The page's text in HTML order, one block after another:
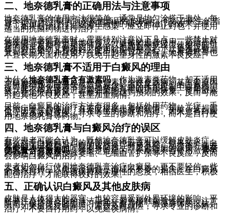
二、地奈德乳膏的正确用法与注意事项
地奈德乳膏的使用方法很简单，通常是均匀涂搽于患处，每
日2-4次。对于银屑病及其他顽固性皮肤病，可以在医生的指
导下采用封治疗疗，以增强药物的吸收和治疗的效果。但
是，如果封治疗疗期间发生感染，应立即停止封包，并使用
适当的抗菌药物进行治疗。
在使用地奈德乳膏时，需要特别注意以下几点：一些禁止对
地奈德或者乳膏中其他任何成分过敏的患者使用。必须严格
遵医嘱，定期检查用药情况，以避免长期或过度使用可能引
起的不良反应，例如皮肤萎缩、毛细血管扩张、色素沉着
等。对于婴幼儿和孕妇，使用时应特别小心，尽量选择短期
且局部应用，并且较好在医生的指导下进行。地奈德乳膏也
不宜长期大面积使用，以免引起全身性的激素不良反应。
三、地奈德乳膏不适用于白癜风的理由
为什么地奈德乳膏含有激素吗，作为激素类药物，却不适用
于白癜风呢？白癜风是一种色素脱失性皮肤病，其主要原因
是黑素细胞功能丧失或数量减少。虽然某些类型的白癜风治
疗可能涉及免疫调节，但地奈德乳膏的作用机制主要是抗
炎，并不能直接促进黑素细胞的再生或功能恢复。使用激素
类药物治疗白癜风，可能并不能达到预期的效果，反而可能
引起其他不良反应，甚至加重病情。
目前，白癜风的治疗方法有很多，包括外用药物、光疗、手
术治疗等，具体治疗方案应根据患者的病情、年龄、皮损部
位等因素综合考虑，并在医生的指导下制定。如果患有白癜
风，应该及时就医，寻求专业的诊断和治疗，而不是自行使
用地奈德乳膏等药物。
四、地奈德乳膏与白癜风治疗的误区
有些患者可能会认为，既然地奈德乳膏可以缓解皮肤炎症，
那么对于白癜风引起的局部炎症也应该有效。但事实上，白
癜风的病理机制与一般的皮肤炎症有所不同，地奈德乳膏并
不能解决白癜风的问题本身问题，即黑素细胞的缺失。地奈
德乳膏含有激素吗？答案是肯定的，长期或不当使用激素类
药物还可能导致皮肤萎缩、毛细血管扩张等不良反应，反而
会影响白癜风的治疗。
患者切勿自行使用地奈德乳膏治疗白癜风，更不要轻信一些
不真实宣传，以免延误病情，造成不必要的损失。在白癜风
的治疗过程中，应该保持科学理性的态度，相信医生，积极
配合治疗，才能取得较好的效果。
五、正确认识白癜风及其他皮肤病
皮肤是人体很大的器官，也较容易受到外界环境的影响。平
时要注意保持皮肤的清洁卫生，避免接触刺激性物质，注意
防晒，保持良好的生活习惯和饮食习惯，增强身体的抵抗
力。如果出现皮肤问题，应该及时就医，寻求专业的诊断和
治疗，不要自行用药，以免延误病情。